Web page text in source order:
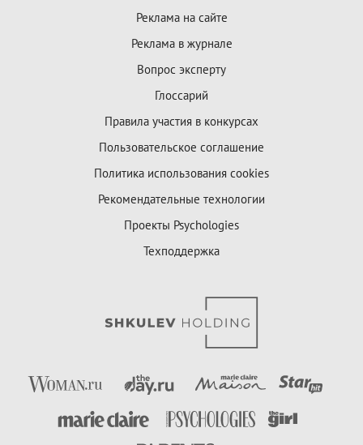
Реклама на сайте
Реклама в журнале
Вопрос эксперту
Глоссарий
Правила участия в конкурсах
Пользовательское соглашение
Политика использования cookies
Рекомендательные технологии
Проекты Psychologies
Техподдержка